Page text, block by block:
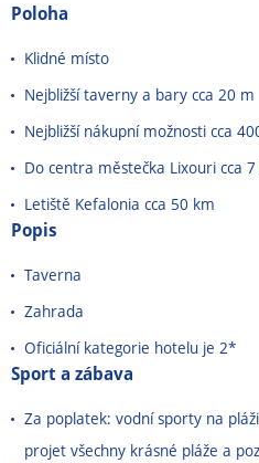
Poloha
Klidné místo
Nejbližší taverny a bary cca 20 m
Nejbližší nákupní možnosti cca
Do centra městečka Lixouri cca
Letiště Kefalonia cca 50 km
Popis
Taverna
Zahrada
Oficiální kategorie hotelu je 2*
Sport a zábava
Za poplatek: vodní sporty na
projet všechny krásné pláže a